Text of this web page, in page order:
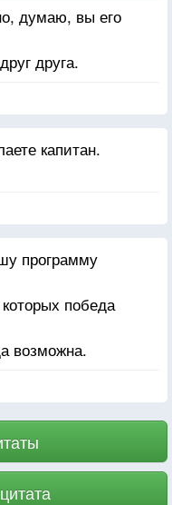
думаю, вы его
друга.
капитан.
программу
победа
возможна.